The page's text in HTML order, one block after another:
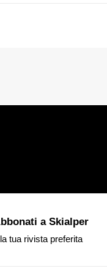
a Skialper
la tua rivista preferita